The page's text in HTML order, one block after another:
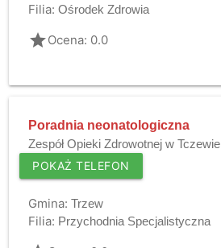
Filia: Ośrodek Zdrowia
gradeOcena: 0.0
Poradnia neonatologiczna
Zespół Opieki Zdrowotnej w Tczewie
POKAŻ TELEFON
Gmina: Trzew
Filia: Przychodnia Specjalistyczna